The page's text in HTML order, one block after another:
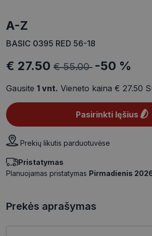
A-Z
BASIC 0395 RED 56-18
€ 27.50 € 55.00 -50 %
Gausite 1 vnt. Vieneto kaina € 27.50
Pasirinkti lęšius
Prekių likutis parduotuvėse
Pristatymas
Planuojamas pristatymas Pirmadienis
Prekės aprašymas